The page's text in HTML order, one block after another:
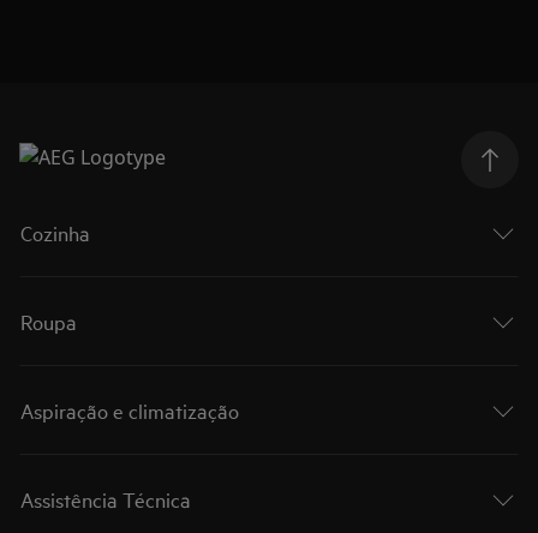
Cozinha
Roupa
Aspiração e climatização
Assistência Técnica